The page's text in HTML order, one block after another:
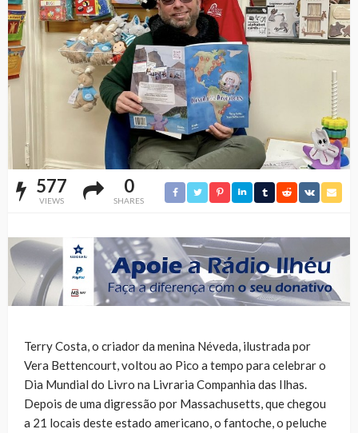
577
VIEWS
0
SHARES
Terry Costa, o criador da menina Néveda, ilustrada por
Vera Bettencourt, voltou ao Pico a tempo para celebrar o
Dia Mundial do Livro na Livraria Companhia das Ilhas.
Depois de uma digressão por Massachusetts, que chegou
a 21 locais deste estado americano, o fantoche, o peluche